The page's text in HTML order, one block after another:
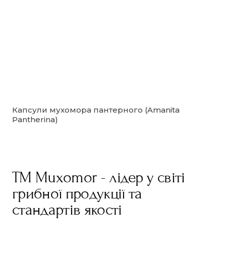
Капсули мухомора пантерного (Amanita
Pantherina)
TM Muxomor - лідер у світі
грибної продукції та
стандартів якості